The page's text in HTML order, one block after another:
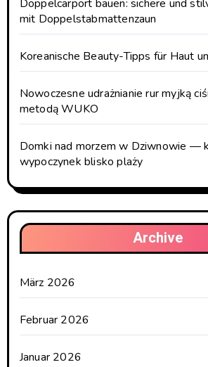
Doppelcarport bauen: sichere und
mit Doppelstabmattenzaun
Koreanische Beauty-Tipps für Haut
Nowoczesne udrażnianie rur myjką
metodą WUKO
Domki nad morzem w Dziwnowie —
wypoczynek blisko plaży
Archive
März 2026
Februar 2026
Januar 2026